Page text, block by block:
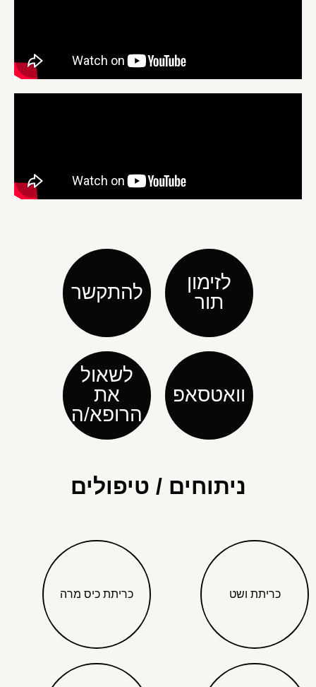
לזימון
תור
להתקשר
וואטסאפ
לשאול
את
הרופא/ה
ניתוחים / טיפולים
כריתת ושט כריתת כיס מרה